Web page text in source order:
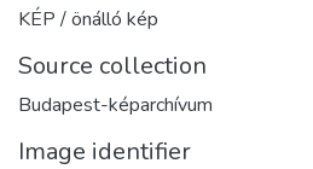
KÉP / önálló kép
Source collection
Budapest-képarchívum
Image identifier